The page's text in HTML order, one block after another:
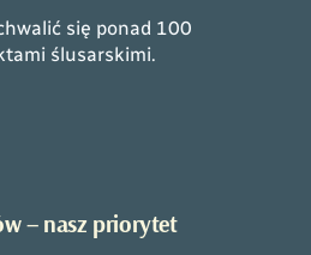
się ponad 100
ślusarskimi.
– nasz priorytet